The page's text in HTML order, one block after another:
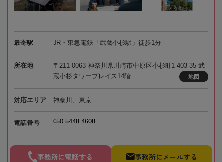
最寄駅 JR・東急電鉄「武蔵小杉駅」徒歩1分
所在地
〒211-0063 神奈川県川崎市中原区小杉町1-403-35 武
蔵小杉タワープレイス14階
地図
対応エリア 神奈川、東京
電話番号 050-5448-4608
事務所に電話する 事務所にメールする